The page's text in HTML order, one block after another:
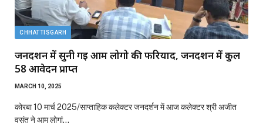
CHHATTISGARH
जनदर्शन में सुनी गई आम लोगो की फरियाद, जनदर्शन में कुल
58 आवेदन प्राप्त
MARCH 10, 2025
कोरबा 10 मार्च 2025/साप्ताहिक कलेक्टर जनदर्शन में आज कलेक्टर श्री अजीत
वसंत ने आम लोगां…